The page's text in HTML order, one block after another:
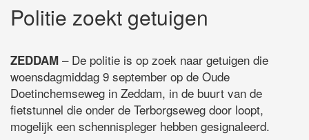
Politie zoekt getuigen
ZEDDAM – De politie is op zoek naar getuigen die
woensdagmiddag 9 september op de Oude
Doetinchemseweg in Zeddam, in de buurt van de
fietstunnel die onder de Terborgseweg door loopt,
mogelijk een schennispleger hebben gesignaleerd.